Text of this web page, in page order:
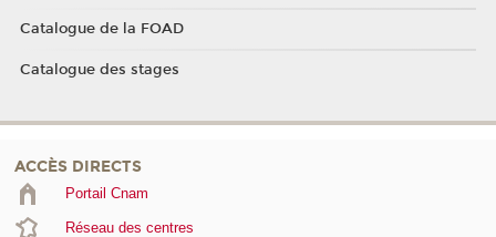
Catalogue de la FOAD
Catalogue des stages
ACCÈS DIRECTS
Portail Cnam
Réseau des centres